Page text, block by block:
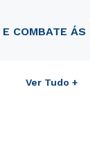
COMBATE ÁS
Ver Tudo +